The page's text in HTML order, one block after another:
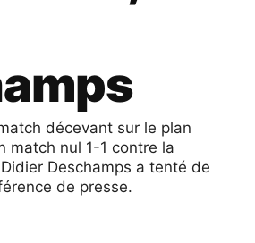
décevant sur le plan
match nul 1-1 contre la
Deschamps a tenté de
de presse.